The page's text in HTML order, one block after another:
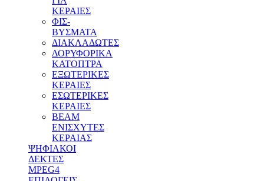
ΚΕΡΑΙΕΣ
ΦΙΣ-
ΒΥΣΜΑΤΑ
ΔΙΑΚΛΑΔΩΤΕΣ
ΔΟΡΥΦΟΡΙΚΑ
ΚΑΤΟΠΤΡΑ
ΕΞΩΤΕΡΙΚΕΣ
ΚΕΡΑΙΕΣ
ΕΣΩΤΕΡΙΚΕΣ
ΚΕΡΑΙΕΣ
BEAM
ΕΝΙΣΧΥΤΕΣ
ΚΕΡΑΙΑΣ
ΨΗΦΙΑΚΟΙ
ΔΕΚΤΕΣ
MPEG4